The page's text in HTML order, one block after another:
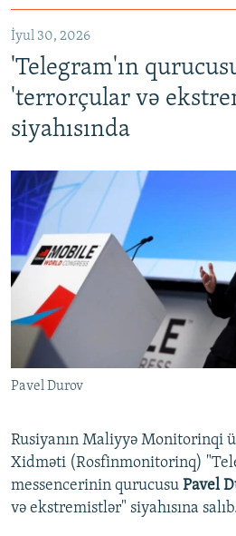
İyul 30, 2026
'Telegram'ın
'terrorçular və
siyahısında
Pavel Durov
Rusiyanın Maliyyə Monitorinqi
Xidməti (Rosfinmonitorinq)
messencerinin qurucusu Pavel
və ekstremistlər" siyahısına